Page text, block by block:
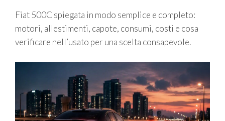
Fiat 500C spiegata in modo semplice e completo:
motori, allestimenti, capote, consumi, costi e cosa
verificare nell’usato per una scelta consapevole.